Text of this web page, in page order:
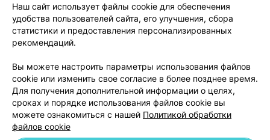
ЭФФЕКТИВНАЯ РЕКЛАМА НА САЙТЕ
Наш сайт использует файлы cookie для обеспечения
удобства пользователей сайта, его улучшения, сбора
статистики и предоставления персонализированных
рекомендаций.
Вы можете настроить параметры использования файлов
cookie или изменить свое согласие в более позднее время.
Для получения дополнительной информации о целях,
сроках и порядке использования файлов cookie вы
можете ознакомиться с нашей Политикой обработки
файлов cookie